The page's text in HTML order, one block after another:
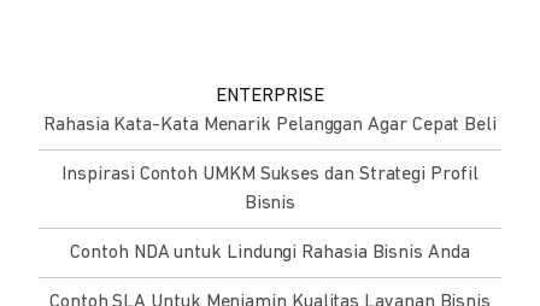
ENTERPRISE
Rahasia Kata-Kata Menarik Pelanggan Agar Cepat Beli
Inspirasi Contoh UMKM Sukses dan Strategi Profil
Bisnis
Contoh NDA untuk Lindungi Rahasia Bisnis Anda
Contoh SLA Untuk Menjamin Kualitas Layanan Bisnis